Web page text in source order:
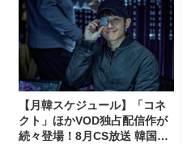
【月韓スケジュール】「コネ
クト」ほかVOD独占配信作が
続々登場！8月CS放送 韓国ド